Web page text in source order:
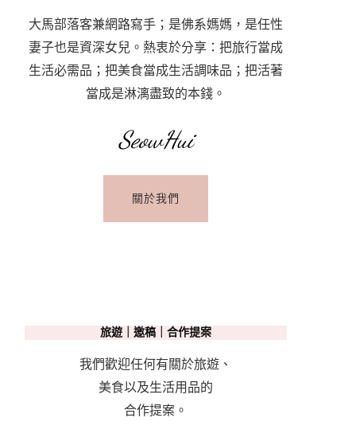
大馬部落客兼網路寫手；是佛系媽媽，是任性
妻子也是資深女兒。熱衷於分享：把旅行當成
生活必需品；把美食當成生活調味品；把活著
當成是淋漓盡致的本錢。
SeowHui
關於我們
旅遊｜邀稿｜合作提案
我們歡迎任何有關於旅遊、
美食以及生活用品的
合作提案。